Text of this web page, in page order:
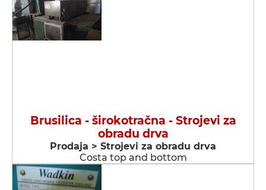
Brusilica - širokotračna - Strojevi za
obradu drva
Prodaja > Strojevi za obradu drva
Costa top and bottom